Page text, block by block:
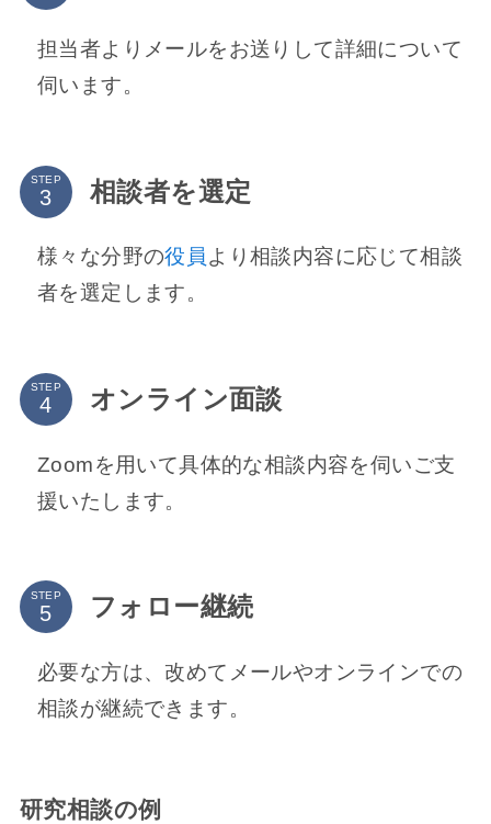
担当者よりメールをお送りして詳細について
伺います。
STEP 相談者を選定
様々な分野の役員より相談内容に応じて相談
者を選定します。
STEP オンライン面談
Zoomを用いて具体的な相談内容を伺いご支
援いたします。
STEP フォロー継続
必要な方は、改めてメールやオンラインでの
相談が継続できます。
研究相談の例